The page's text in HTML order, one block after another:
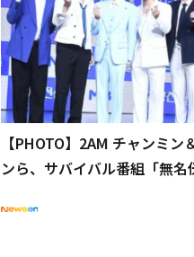
【PHOTO】2AM チャンミン
ンら、サバイバル番組「無名